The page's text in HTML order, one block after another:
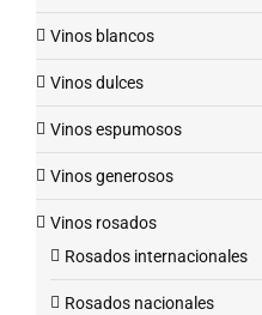
Vinos blancos
Vinos dulces
Vinos espumosos
Vinos generosos
Vinos rosados
Rosados internacionales
Rosados nacionales